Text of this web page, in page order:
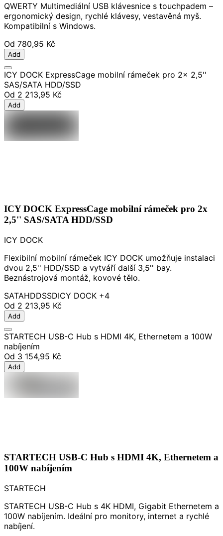
QWERTY Multimediální USB klávesnice s touchpadem –
ergonomický design, rychlé klávesy, vestavěná myš.
Kompatibilní s Windows.
Od 780,95 Kč
Add
ICY DOCK ExpressCage mobilní rámeček pro 2x 2,5''
SAS/SATA HDD/SSD
Od 2 213,95 Kč
Add
ICY DOCK ExpressCage mobilní rámeček pro 2x
2,5'' SAS/SATA HDD/SSD
ICY DOCK
Flexibilní mobilní rámeček ICY DOCK umožňuje instalaci
dvou 2,5'' HDD/SSD a vytváří další 3,5'' bay.
Beznástrojová montáž, kovové tělo.
SATAHDDSSDICY DOCK +4
Od 2 213,95 Kč
Add
STARTECH USB-C Hub s HDMI 4K, Ethernetem a 100W
nabíjením
Od 3 154,95 Kč
Add
STARTECH USB-C Hub s HDMI 4K, Ethernetem a
100W nabíjením
STARTECH
STARTECH USB-C Hub s 4K HDMI, Gigabit Ethernetem a
100W nabíjením. Ideální pro monitory, internet a rychlé
nabíjení.